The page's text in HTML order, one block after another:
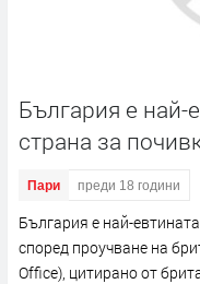
България е най-
страна за
Пари преди 18 години
България е най-
според проучване на
Office), цитирано от